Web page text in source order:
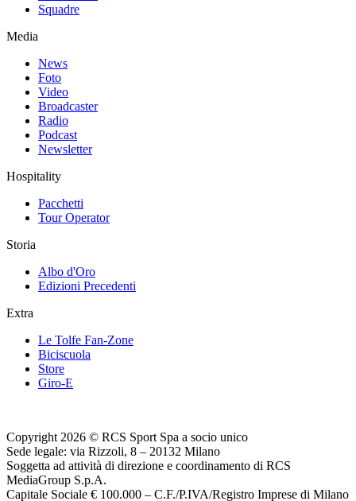
Squadre
Media
News
Foto
Video
Broadcaster
Radio
Podcast
Newsletter
Hospitality
Pacchetti
Tour Operator
Storia
Albo d'Oro
Edizioni Precedenti
Extra
Le Tolfe Fan-Zone
Biciscuola
Store
Giro-E
Copyright 2026 © RCS Sport Spa a socio unico
Sede legale: via Rizzoli, 8 – 20132 Milano
Soggetta ad attività di direzione e coordinamento di RCS
MediaGroup S.p.A.
Capitale Sociale € 100.000 – C.F./P.IVA/Registro Imprese di Milano